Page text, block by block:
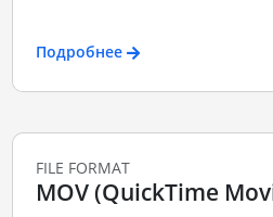
Подробнее
FILE FORMAT
MOV (QuickTime